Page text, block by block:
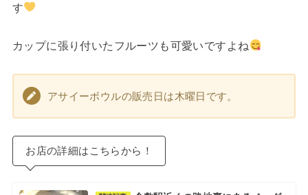
す
カップに張り付いたフルーツも可愛いですよね
アサイーボウルの販売日は木曜日です。
お店の詳細はこちらから！